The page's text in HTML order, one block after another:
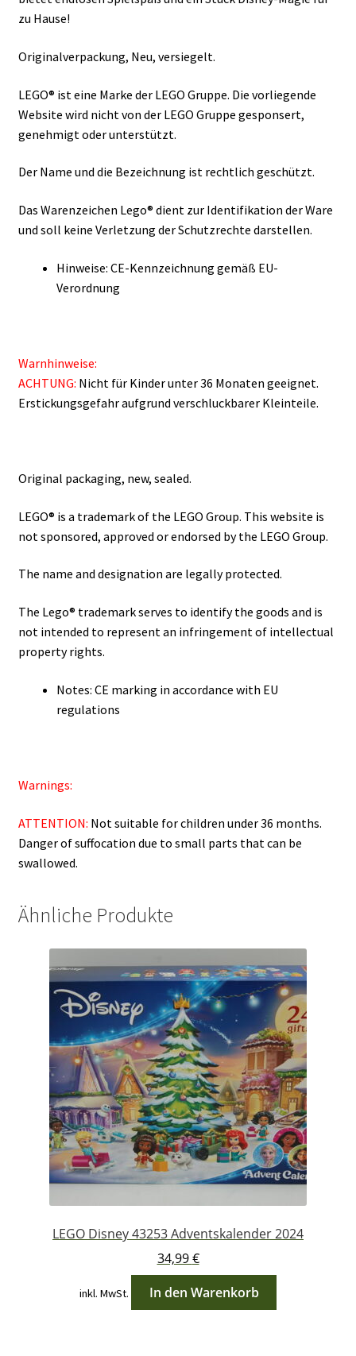
zu Hause!
Originalverpackung, Neu, versiegelt.
LEGO® ist eine Marke der LEGO Gruppe. Die vorliegende
Website wird nicht von der LEGO Gruppe gesponsert,
genehmigt oder unterstützt.
Der Name und die Bezeichnung ist rechtlich geschützt.
Das Warenzeichen Lego® dient zur Identifikation der Ware
und soll keine Verletzung der Schutzrechte darstellen.
Hinweise: CE-Kennzeichnung gemäß EU-
Verordnung
Warnhinweise:
ACHTUNG: Nicht für Kinder unter 36 Monaten geeignet.
Erstickungsgefahr aufgrund verschluckbarer Kleinteile.
Original packaging, new, sealed.
LEGO® is a trademark of the LEGO Group. This website is
not sponsored, approved or endorsed by the LEGO Group.
The name and designation are legally protected.
The Lego® trademark serves to identify the goods and is
not intended to represent an infringement of intellectual
property rights.
Notes: CE marking in accordance with EU
regulations
Warnings:
ATTENTION: Not suitable for children under 36 months.
Danger of suffocation due to small parts that can be
swallowed.
Ähnliche Produkte
LEGO Disney 43253 Adventskalender 2024
34,99€
inkl. MwSt. In den Warenkorb